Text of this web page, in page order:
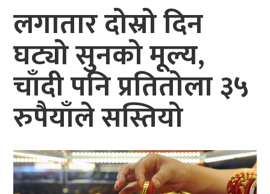
लगातार दोस्रो दिन
घट्यो सुनको मूल्य,
चाँदी पनि प्रतितोला ३५
रुपैयाँले सस्तियो